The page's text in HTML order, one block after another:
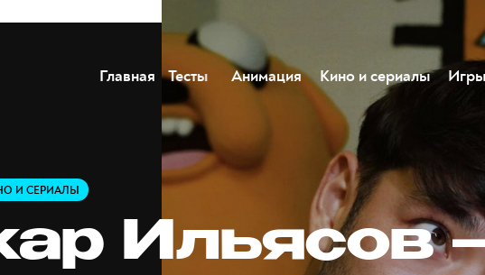
Главная Тесты Анимация Кино и сериалы Игры
И СЕРИАЛЫ
Ильясов